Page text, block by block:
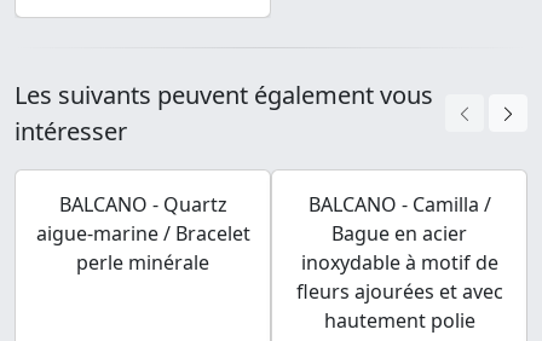
Les suivants peuvent également vous
intéresser
BALCANO - Quartz
aigue-marine / Bracelet
perle minérale
BALCANO - Camilla /
Bague en acier
inoxydable à motif de
fleurs ajourées et avec
hautement polie